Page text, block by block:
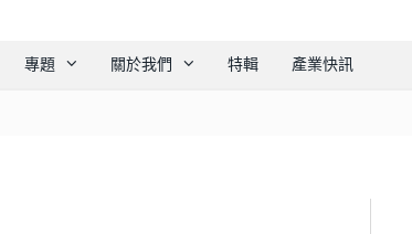
專題 關於我們 特輯 產業快訊